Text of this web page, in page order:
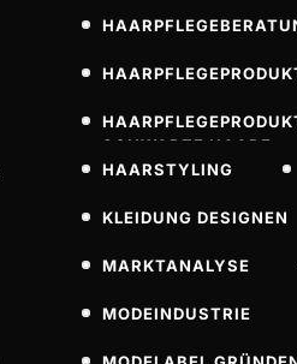
SCHWARZE HAARE
HAARSTYLING
KLEIDUNG DESIGNEN
MARKTANALYSE
MODEINDUSTRIE